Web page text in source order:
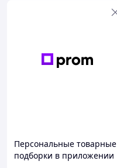
Персональные товарные
подборки в приложении